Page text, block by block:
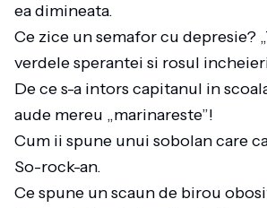
ea dimineata.
Ce zice un semafor cu depresie?
verdele sperantei si rosul
De ce s-a intors capitanul in
aude mereu „marinareste”!
Cum ii spune unui sobolan care
So-rock-an.
Ce spune un scaun de birou